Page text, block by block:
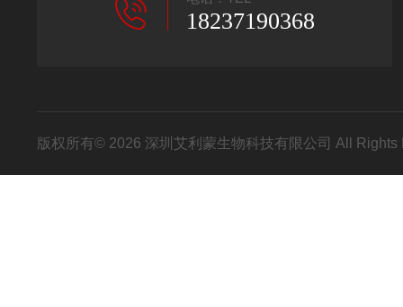
18237190368
版权所有© 2026 深圳艾利蒙生物科技有限公司 All